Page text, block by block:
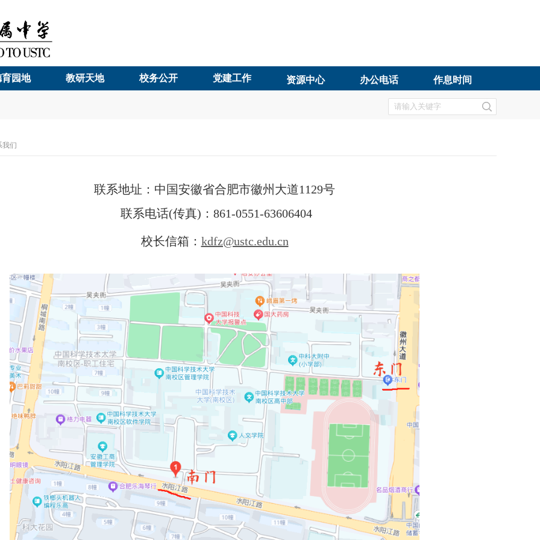
育园地 教研天地 校务公开 党建工作 资源中心 办公电话 作息时间
我们
联系地址：中国安徽省合肥市徽州大道1129号
联系电话(传真)：861-0551-63606404
校长信箱： kdfz@ustc.edu.cn